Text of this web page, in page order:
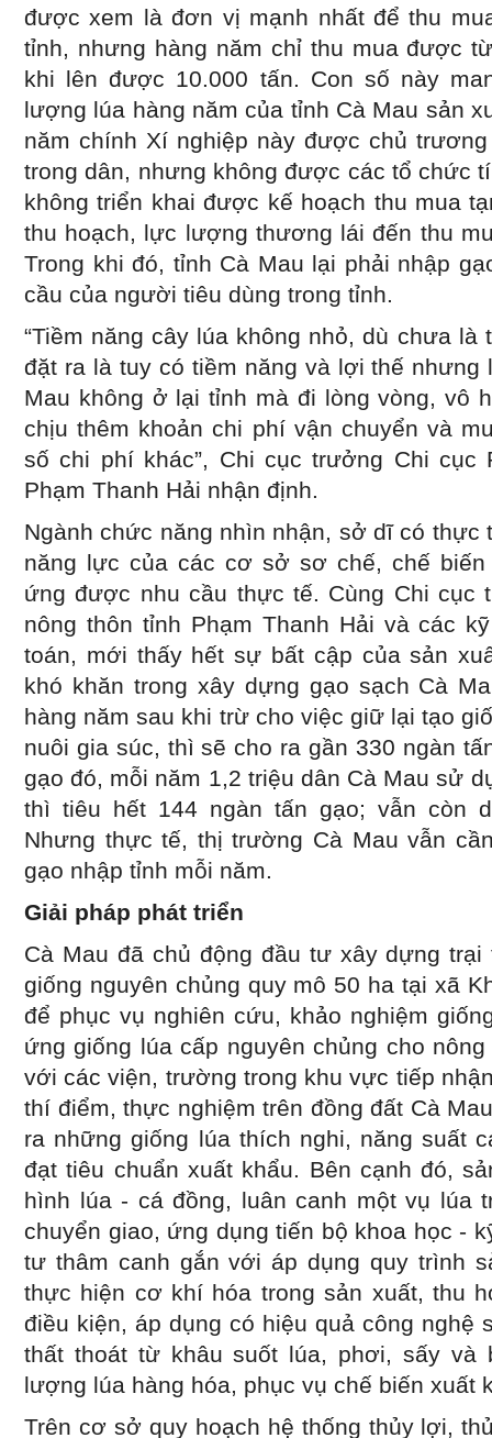
được xem là đơn vị mạnh nhất để thu
tỉnh, nhưng hàng năm chỉ thu mua được
khi lên được 10.000 tấn. Con số này
lượng lúa hàng năm của tỉnh Cà Mau sản
năm chính Xí nghiệp này được chủ
trong dân, nhưng không được các tổ chức
không triển khai được kế hoạch thu mua
thu hoạch, lực lượng thương lái đến thu
Trong khi đó, tỉnh Cà Mau lại phải nhập
cầu của người tiêu dùng trong tỉnh.
“Tiềm năng cây lúa không nhỏ, dù chưa là
đặt ra là tuy có tiềm năng và lợi thế nhưng
Mau không ở lại tỉnh mà đi lòng vòng, vô
chịu thêm khoản chi phí vận chuyển và
số chi phí khác”, Chi cục trưởng Chi cục
Phạm Thanh Hải nhận định.
Ngành chức năng nhìn nhận, sở dĩ có thực
năng lực của các cơ sở sơ chế, chế
ứng được nhu cầu thực tế. Cùng Chi cục
nông thôn tỉnh Phạm Thanh Hải và các
toán, mới thấy hết sự bất cập của sản
khó khăn trong xây dựng gạo sạch Cà
hàng năm sau khi trừ cho việc giữ lại tạo
nuôi gia súc, thì sẽ cho ra gần 330 ngàn
gạo đó, mỗi năm 1,2 triệu dân Cà Mau sử
thì tiêu hết 144 ngàn tấn gạo; vẫn còn
Nhưng thực tế, thị trường Cà Mau vẫn
gạo nhập tỉnh mỗi năm.
Giải pháp phát triển
Cà Mau đã chủ động đầu tư xây dựng
giống nguyên chủng quy mô 50 ha tại xã
để phục vụ nghiên cứu, khảo nghiệm
ứng giống lúa cấp nguyên chủng cho
với các viện, trường trong khu vực tiếp
thí điểm, thực nghiệm trên đồng đất Cà
ra những giống lúa thích nghi, năng suất
đạt tiêu chuẩn xuất khẩu. Bên cạnh đó,
hình lúa - cá đồng, luân canh một vụ lúa
chuyển giao, ứng dụng tiến bộ khoa học -
tư thâm canh gắn với áp dụng quy trình
thực hiện cơ khí hóa trong sản xuất, thu
điều kiện, áp dụng có hiệu quả công nghệ
thất thoát từ khâu suốt lúa, phơi, sấy và
lượng lúa hàng hóa, phục vụ chế biến xuất
Trên cơ sở quy hoạch hệ thống thủy lợi,